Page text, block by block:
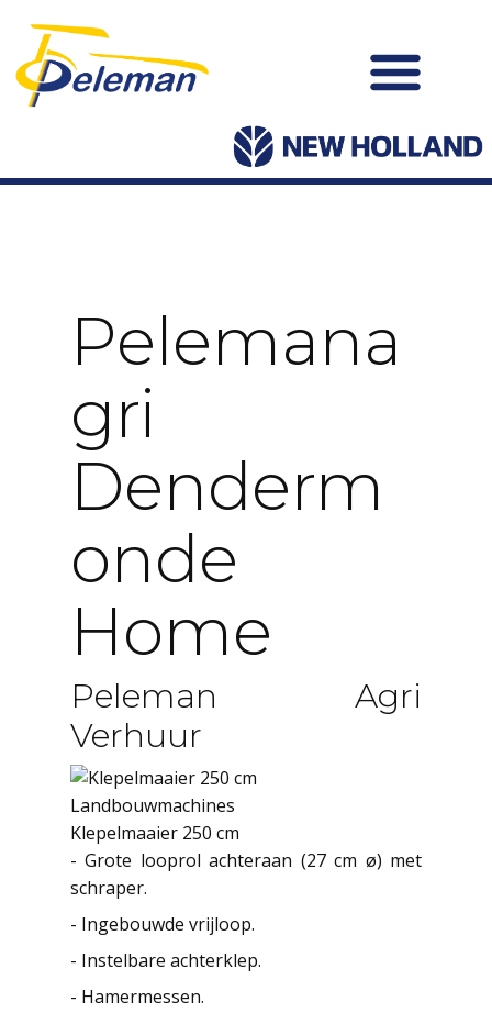
Pelemana
Gri
Denderm
Onde
Home
Peleman Agri
Verhuur
Landbouwmachines
Klepelmaaier 250 cm
- Grote looprol achteraan (27 cm ø) met
schraper.
- Ingebouwde vrijloop.
- Instelbare achterklep.
- Hamermessen.